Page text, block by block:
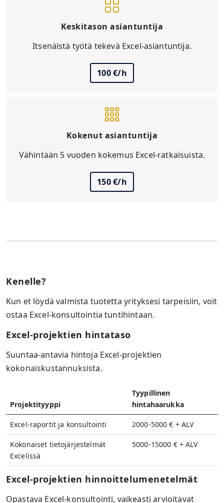
Keskitason asiantuntija
Itsenäistä työtä tekevä Excel-asiantuntija.
100 €/h
Kokenut asiantuntija
Vähintään 5 vuoden kokemus Excel-ratkaisuista.
150 €/h
Kenelle?
Kun et löydä valmista tuotetta yrityksesi tarpeisiin, voit
ostaa Excel-konsultointia tuntihintaan.
Excel-projektien hintataso
Suuntaa-antavia hintoja Excel-projektien
kokonaiskustannuksista.
Projektityyppi
Tyypillinen
hintahaarukka
Excel-raportit ja konsultointi 2000-5000 € + ALV
Kokonaiset tietojärjestelmät
Excelissä
5000-15000 € + ALV
Excel-projektien hinnoittelumenetelmät
Opastava Excel-konsultointi, vaikeasti arvioitavat